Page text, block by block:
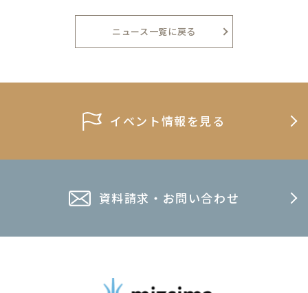
2026年5月
2026年1月
2025年12月
2024年12月
2024年4月
ニュース一覧に戻る
イベント情報を見る
資料請求・お問い合わせ